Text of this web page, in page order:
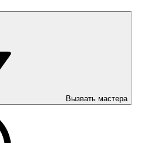
Вызвать мастера